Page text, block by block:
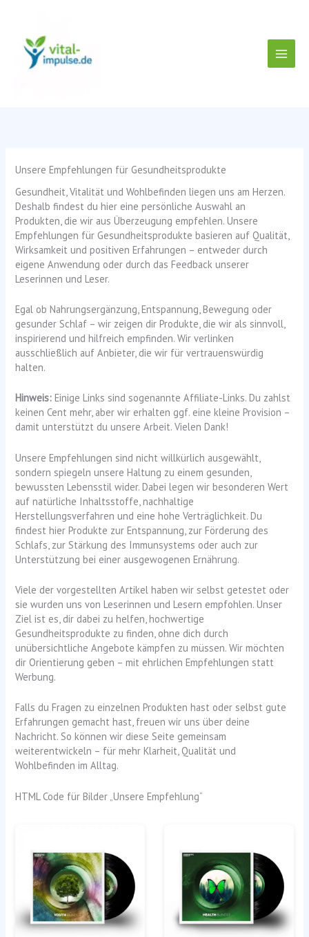
springen
Unsere Empfehlungen für Gesundheitsprodukte
Gesundheit, Vitalität und Wohlbefinden liegen uns am Herzen.
Deshalb findest du hier eine persönliche Auswahl an
Produkten, die wir aus Überzeugung empfehlen. Unsere
Empfehlungen für Gesundheitsprodukte basieren auf Qualität,
Wirksamkeit und positiven Erfahrungen – entweder durch
eigene Anwendung oder durch das Feedback unserer
Leserinnen und Leser.
Egal ob Nahrungsergänzung, Entspannung, Bewegung oder
gesunder Schlaf – wir zeigen dir Produkte, die wir als sinnvoll,
inspirierend und hilfreich empfinden. Wir verlinken
ausschließlich auf Anbieter, die wir für vertrauenswürdig
halten.
Hinweis: Einige Links sind sogenannte Affiliate-Links. Du zahlst
keinen Cent mehr, aber wir erhalten ggf. eine kleine Provision –
damit unterstützt du unsere Arbeit. Vielen Dank!
Unsere Empfehlungen sind nicht willkürlich ausgewählt,
sondern spiegeln unsere Haltung zu einem gesunden,
bewussten Lebensstil wider. Dabei legen wir besonderen Wert
auf natürliche Inhaltsstoffe, nachhaltige
Herstellungsverfahren und eine hohe Verträglichkeit. Du
findest hier Produkte zur Entspannung, zur Förderung des
Schlafs, zur Stärkung des Immunsystems oder auch zur
Unterstützung bei einer ausgewogenen Ernährung.
Viele der vorgestellten Artikel haben wir selbst getestet oder
sie wurden uns von Leserinnen und Lesern empfohlen. Unser
Ziel ist es, dir dabei zu helfen, hochwertige
Gesundheitsprodukte zu finden, ohne dich durch
unübersichtliche Angebote kämpfen zu müssen. Wir möchten
dir Orientierung geben – mit ehrlichen Empfehlungen statt
Werbung.
Falls du Fragen zu einzelnen Produkten hast oder selbst gute
Erfahrungen gemacht hast, freuen wir uns über deine
Nachricht. So können wir diese Seite gemeinsam
weiterentwickeln – für mehr Klarheit, Qualität und
Wohlbefinden im Alltag.
HTML Code für Bilder „Unsere Empfehlung“